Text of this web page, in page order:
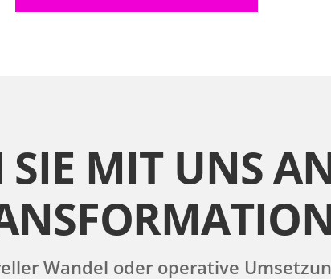
SIE MIT UNS
Wandel oder operative